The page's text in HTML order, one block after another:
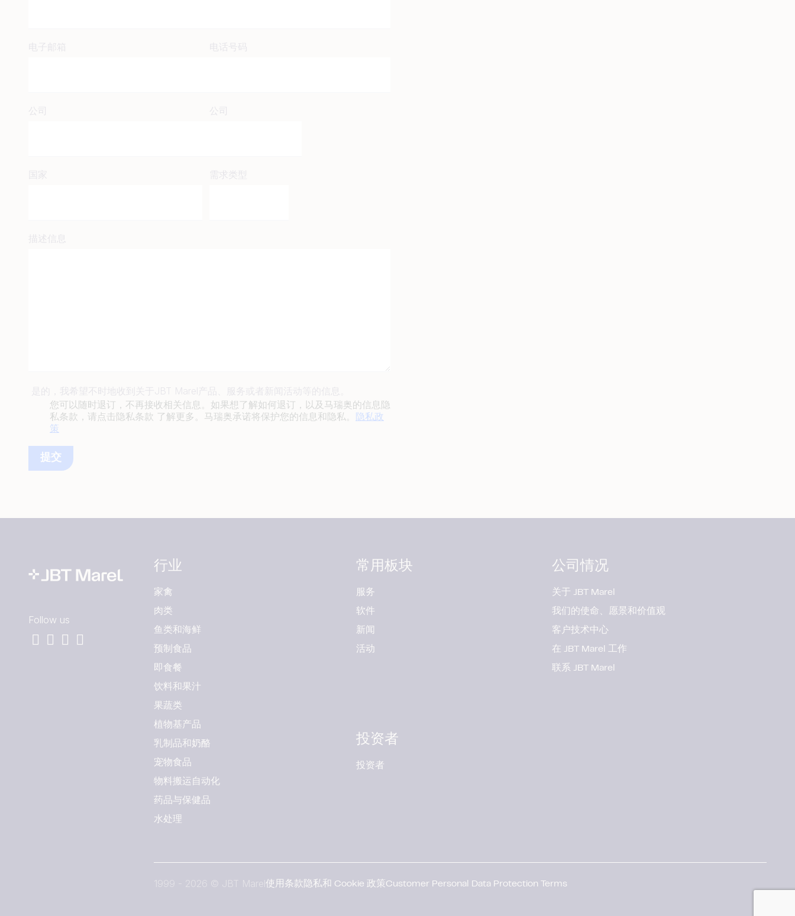
您可以随时退订，不再接收相关信息。如果想了解如何退订，以及马瑞奥的信息隐
私条款，请点击隐私条款 了解更多。马瑞奥承诺将保护您的信息和隐私。 隐私政
策
Follow us
行业
家禽
肉类
鱼类和海鲜
预制食品
即食餐
饮料和果汁
果蔬类
植物基产品
乳制品和奶酪
宠物食品
物料搬运自动化
药品与保健品
水处理
常用板块
服务
软件
新闻
活动
公司情况
关于 JBT Marel
我们的使命、愿景和价值观
客户技术中心
在 JBT Marel 工作
联系 JBT Marel
投资者
投资者
使用条款 隐私和 Cookie 政策Customer Personal Data Protection Terms